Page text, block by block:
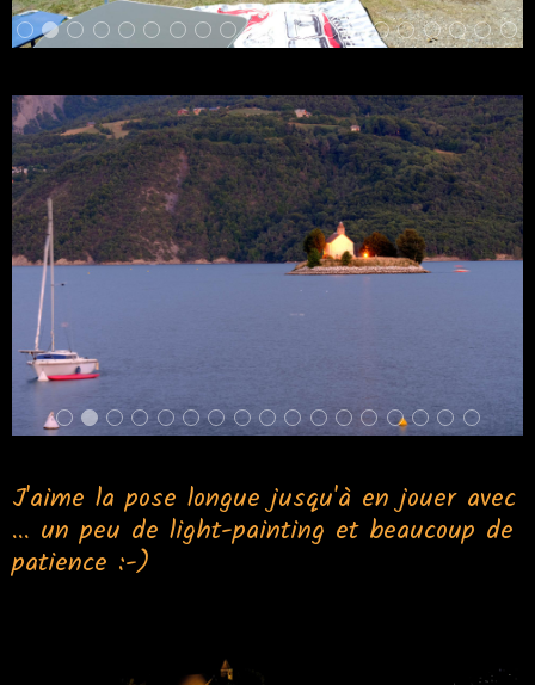
J'aime la pose longue jusqu'à en jouer avec
... un peu de light-painting et beaucoup de
patience :-)